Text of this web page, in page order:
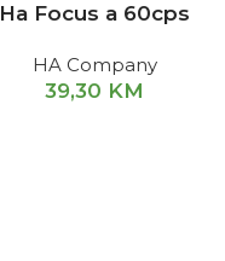
Ha Focus a 60cps
HA Company
39,30 KM